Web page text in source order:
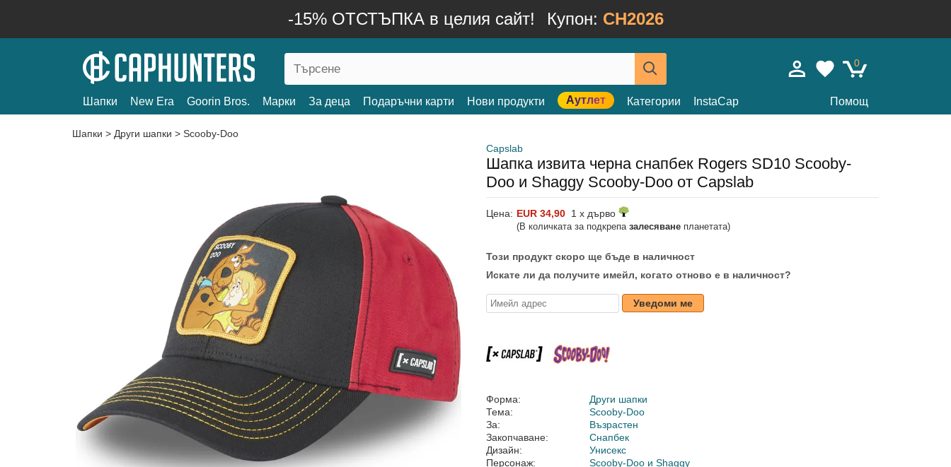
-15% ОТСТЪПКА в целия сайт! Купон: CH2026
0
Шапки New Era Goorin Bros. Марки За деца Подаръчни карти Нови продукти Аутлет Категории InstaCap Помощ
Шапки > Други шапки > Scooby-Doo
Capslab
Шапка извита черна снапбек Rogers SD10 Scooby-
Doo и Shaggy Scooby-Doo от Capslab
Цена: EUR 34,90 1 x дърво
(В количката за подкрепа залесяване планетата)
Този продукт скоро ще бъде в наличност
Искате ли да получите имейл, когато отново е в наличност?
Уведоми ме
Форма:
Други шапки
Тема:
Scooby-Doo
За:
Възрастен
Закопчаване:
Снапбек
Дизайн:
Унисекс
Персонаж:
Scooby-Doo и Shaggy